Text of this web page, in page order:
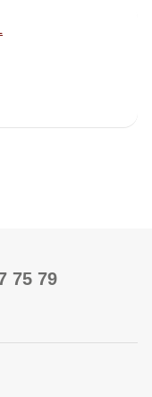
75 79